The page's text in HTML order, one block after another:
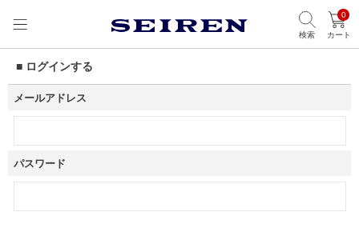
検索
0
カート
■ ログインする
メールアドレス
パスワード